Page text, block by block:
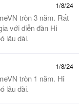
1/8/24
tròn 3 năm. Rất
với diễn đàn Hi
lâu dài.
1/8/24
tròn 1 năm. Hi
lâu dài.